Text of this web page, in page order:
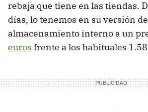
rebaja que tiene en las tiendas.
días, lo tenemos en su versión
almacenamiento interno a un
euros frente a los habituales